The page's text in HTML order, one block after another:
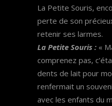
La Petite Souris,
perte de son
retenir ses larmes.
La Petite Souris : «
comprenez pas,
dents de lait pour
renfermait un
avec les enfants du